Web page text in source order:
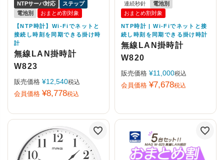
NTPサーバ対応
ステップ
電池別
おまとめ割対象
【NTP時計】Wi-Fiでネットと
接続し時刻を同期できる掛け時
計
無線LAN掛時計
W823
販売価格 ¥12,540税込
会員価格 ¥8,778税込
連続秒針
電池別
おまとめ割対象
NTP時計 | Wi-Fiでネットと接
続し時刻を同期できる掛け時計
無線LAN掛時計
W820
販売価格 ¥11,000税込
会員価格 ¥7,678税込